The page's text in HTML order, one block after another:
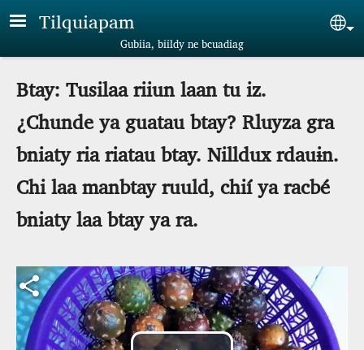
Skip to main content
Tilquiapam
Gubiia, biildy ne bcuadiag
Btay: Tusilaa riiun laan tu iz.
¿Chunde ya guatau btay? Rluyza gra
bniaty ria riatau btay. Nilldux rdauɨn.
Chi laa manbtay ruuld, chií ya racbé
bniaty laa btay ya ra.
Archivo de vídeo